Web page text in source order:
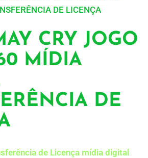
DE LICENÇA
CRY JOGO
MÍDIA
DE
de Licença mídia digital